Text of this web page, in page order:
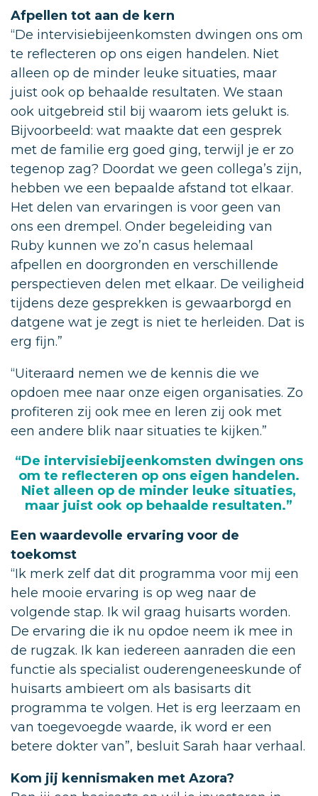
Afpellen tot aan de kern
“De intervisiebijeenkomsten dwingen ons om
te reflecteren op ons eigen handelen. Niet
alleen op de minder leuke situaties, maar
juist ook op behaalde resultaten. We staan
ook uitgebreid stil bij waarom iets gelukt is.
Bijvoorbeeld: wat maakte dat een gesprek
met de familie erg goed ging, terwijl je er zo
tegenop zag? Doordat we geen collega’s zijn,
hebben we een bepaalde afstand tot elkaar.
Het delen van ervaringen is voor geen van
ons een drempel. Onder begeleiding van
Ruby kunnen we zo’n casus helemaal
afpellen en doorgronden en verschillende
perspectieven delen met elkaar. De veiligheid
tijdens deze gesprekken is gewaarborgd en
datgene wat je zegt is niet te herleiden. Dat is
erg fijn.”
“Uiteraard nemen we de kennis die we
opdoen mee naar onze eigen organisaties. Zo
profiteren zij ook mee en leren zij ook met
een andere blik naar situaties te kijken.”
“De intervisiebijeenkomsten dwingen ons
om te reflecteren op ons eigen handelen.
Niet alleen op de minder leuke situaties,
maar juist ook op behaalde resultaten.”
Een waardevolle ervaring voor de
toekomst
“Ik merk zelf dat dit programma voor mij een
hele mooie ervaring is op weg naar de
volgende stap. Ik wil graag huisarts worden.
De ervaring die ik nu opdoe neem ik mee in
de rugzak. Ik kan iedereen aanraden die een
functie als specialist ouderengeneeskunde of
huisarts ambieert om als basisarts dit
programma te volgen. Het is erg leerzaam en
van toegevoegde waarde, ik word er een
betere dokter van”, besluit Sarah haar verhaal.
Kom jij kennismaken met Azora?